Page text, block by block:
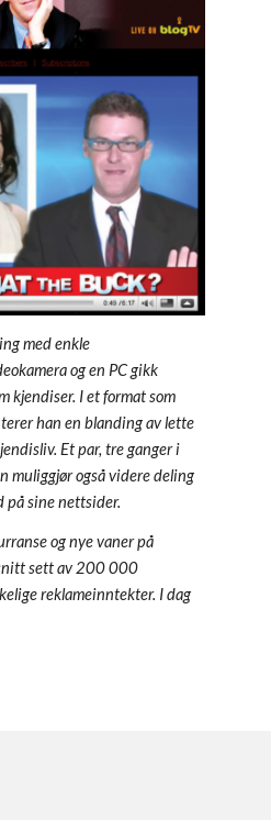
med enkle
og en PC gikk
kjendiser. I et format som
han en blanding av lette
Et par, tre ganger i
muliggjør også videre deling
på sine nettsider.
og nye vaner på
sett av 200 000
reklameinntekter. I dag